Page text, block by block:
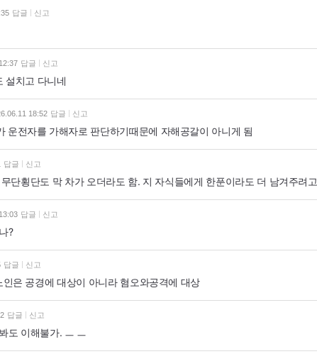
답글 신고
답글 신고
설치고 다니네
18:52 답글 신고
운전자를 가해자로 판단하기때문에 자해공갈이 아니게 됨
답글 신고
단횡단도 막 차가 오더라도 함. 지 자식들에게 한푼이라도 더 남겨주려
답글 신고
?
답글 신고
은 공경에 대상이 아니라 혐오와공격에 대상
답글 신고
도 이해불가. ㅡ ㅡ